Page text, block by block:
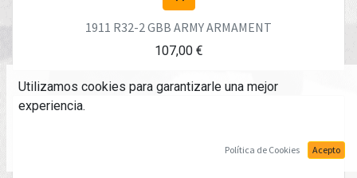
1911 R32-2 GBB ARMY ARMAMENT
107,00€
Utilizamos cookies para garantizarle una mejor
experiencia.
Política de Cookies Acepto